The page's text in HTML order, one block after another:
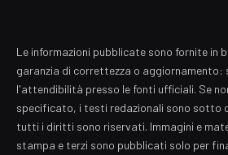
Le informazioni pubblicate sono fornite in
garanzia di correttezza o aggiornamento:
l'attendibilità presso le fonti ufficiali. Se
specificato, i testi redazionali sono sotto
tutti i diritti sono riservati. Immagini e
stampa e terzi sono pubblicati solo per